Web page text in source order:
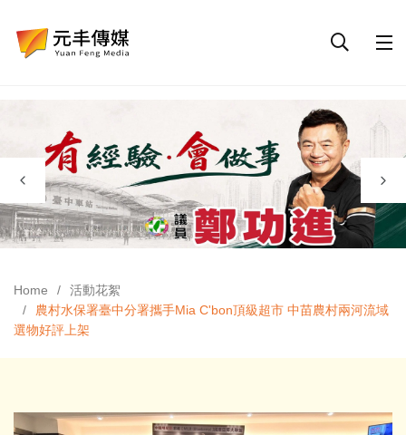
Home
活動花絮
農村水保署臺中分署攜手Mia C'bon頂級超市 中苗農村兩河流域
選物好評上架